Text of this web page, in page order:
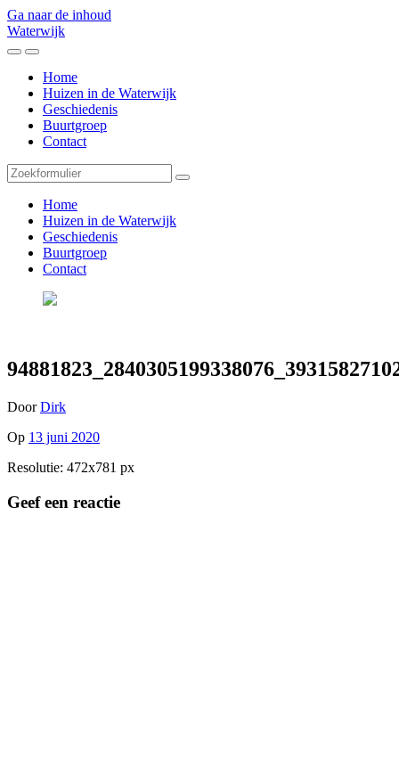
Ga naar de inhoud
Waterwijk
Toggle
mobiele
menu
Toggle
het
zoekveld
Home
Huizen in de Waterwijk
Geschiedenis
Buurtgroep
Contact
Zoeken
Home
Huizen in de Waterwijk
Geschiedenis
Buurtgroep
Contact
DoorDirk
Op 13 juni 2020
Resolutie: 472x781 px
Geef een reactie